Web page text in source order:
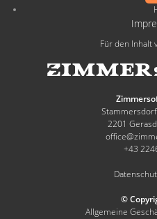
Für den Inhalt
2201
+43
©
Allgemeine